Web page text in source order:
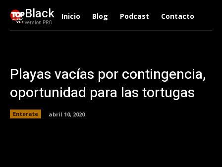
Black
version PRO
Inicio Blog Podcast Contacto
Playas vacías por contingencia,
oportunidad para las tortugas
Enterate abril 10, 2020